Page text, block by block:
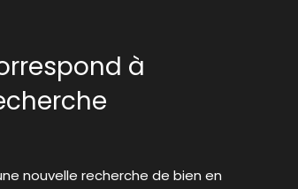
à
nouvelle recherche de bien en